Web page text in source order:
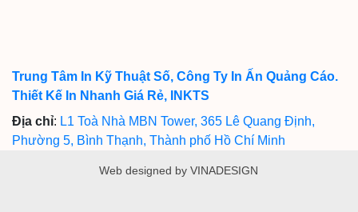
Trung Tâm In Kỹ Thuật Số, Công Ty In Ấn Quảng Cáo.
Thiết Kế In Nhanh Giá Rẻ, INKTS
Địa chỉ: L1 Toà Nhà MBN Tower, 365 Lê Quang Định,
Phường 5, Bình Thạnh, Thành phố Hồ Chí Minh
Web designed by VINADESIGN